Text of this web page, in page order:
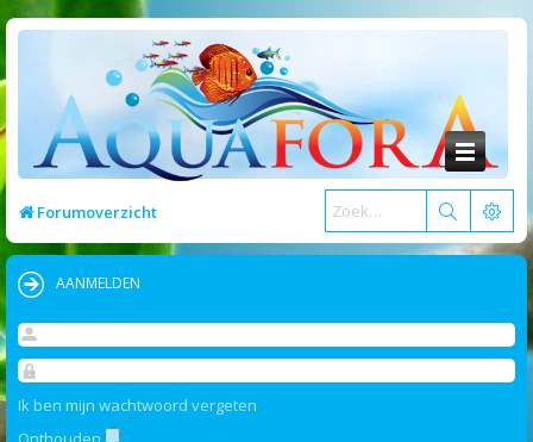
Forumoverzicht
AANMELDEN
Ik ben mijn wachtwoord vergeten